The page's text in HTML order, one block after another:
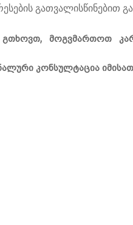
გათვალისწინებით
გთხოვთ, მოგვმართოთ
კონსულტაცია